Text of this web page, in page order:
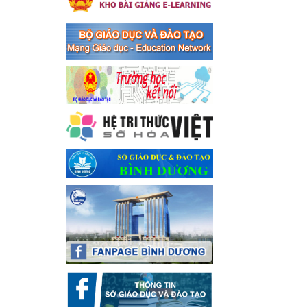
Ngày ban hành: 16/05/2024
Thông báo về việc treo
Quốc kỳ và nghỉ lễ kỉ niệm
49 năm ngày Giải phóng
hoàn toàn miền năm -
thống nhất đất nước
(30/4/1975-30/4/2024) và
Quốc tế lao động 01/5
Thông báo về việc treo Quốc
kỳ và nghỉ lễ kỉ niệm 49 năm
ngày Giải phóng hoàn toàn
miền năm - thống nhất đất
nước (30/4/1975-30/4/2024)
và Quốc tế lao động 01/5
Ngày ban hành: 24/04/2024
Kế hoạch phổ biến. giáo
dục pháp luật năm 2024 của
ngành Giáo dục và Đào tạo
thị xã Bến Cát
Kế hoạch phổ biến. giáo dục